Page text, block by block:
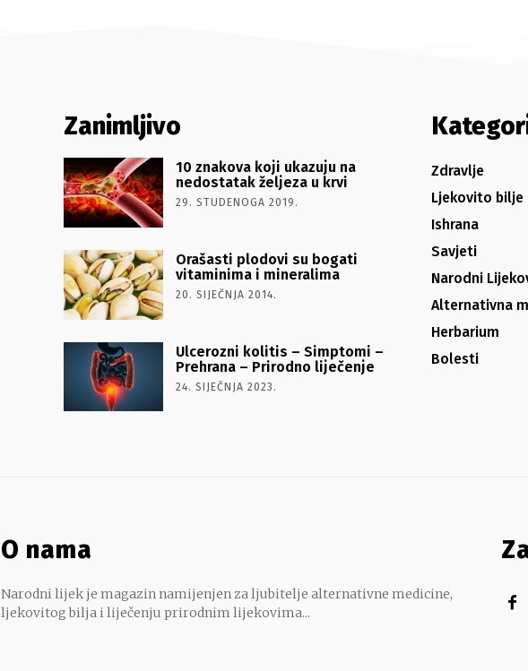
Zanimljivo
10 znakova koji ukazuju na
nedostatak željeza u krvi
29. STUDENOGA 2019.
Orašasti plodovi su bogati
vitaminima i mineralima
20. SIJEČNJA 2014.
Ulcerozni kolitis – Simptomi –
Prehrana – Prirodno liječenje
24. SIJEČNJA 2023.
Zdravlje
Ljekovito bilje
Ishrana
Savjeti
Narodni
Alternativna
Herbarium
Bolesti
O nama
Narodni lijek je magazin namijenjen za ljubitelje alternativne medicine,
ljekovitog bilja i liječenju prirodnim lijekovima...